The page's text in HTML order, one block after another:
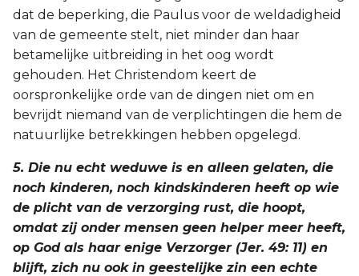
dat de beperking, die Paulus voor de weldadigheid
van de gemeente stelt, niet minder dan haar
betamelijke uitbreiding in het oog wordt
gehouden. Het Christendom keert de
oorspronkelijke orde van de dingen niet om en
bevrijdt niemand van de verplichtingen die hem de
natuurlijke betrekkingen hebben opgelegd.
5. Die nu echt weduwe is en alleen gelaten, die
noch kinderen, noch kindskinderen heeft op wie
de plicht van de verzorging rust, die hoopt,
omdat zij onder mensen geen helper meer heeft,
op God als haar enige Verzorger (Jer. 49: 11) en
blijft, zich nu ook in geestelijke zin een echte